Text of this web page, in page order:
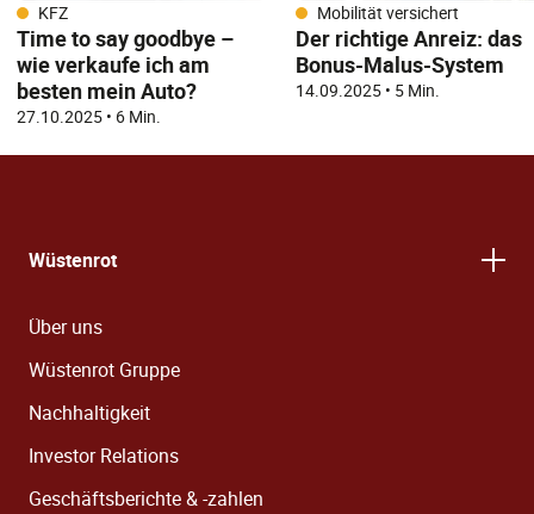
KFZ
Time to say goodbye –
wie verkaufe ich am
besten mein Auto?
27.10.2025• 6 Min.
Mobilität versichert
Der richtige Anreiz: das
Bonus-Malus-System
14.09.2025 • 5 Min.
Wüstenrot
Über uns
Wüstenrot Gruppe
Nachhaltigkeit
Investor Relations
Geschäftsberichte & -zahlen